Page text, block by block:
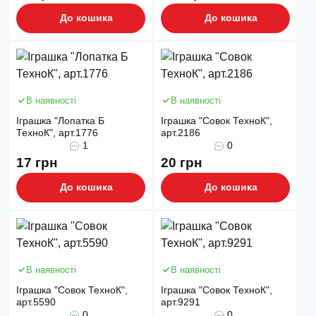
До кошика До кошика
В наявності
Іграшка "Лопатка Б
ТехноК", арт.1776
1
17 грн
До кошика
В наявності
Іграшка "Совок ТехноК",
арт.2186
0
20 грн
До кошика
В наявності
Іграшка "Совок ТехноК",
арт.5590
В наявності
Іграшка "Совок ТехноК",
арт.9291